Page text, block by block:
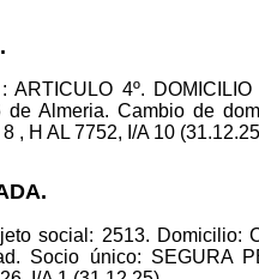
ARTICULO 4º.
Almeria. Cambio de
, H AL 7752, I/A 10
social: 2513. Domicilio:
Socio único: SEGURA